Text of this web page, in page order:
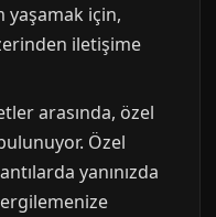
yaşamak için,
iletişime
arasında, özel
Özel
yanınızda